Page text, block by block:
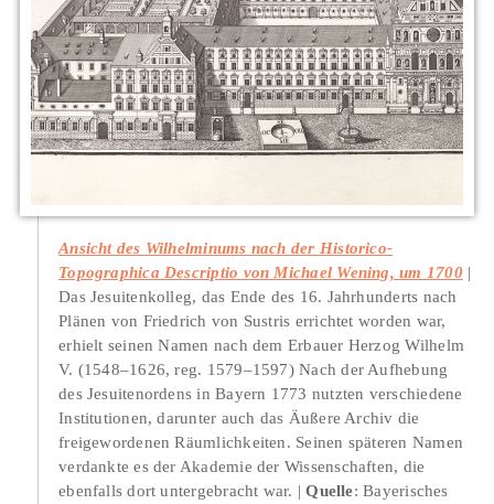
Ansicht des Wilhelminums nach der Historico-
Topographica Descriptio von Michael Wening, um 1700
Das Jesuitenkolleg, das Ende des 16. Jahrhunderts nach
Plänen von Friedrich von Sustris errichtet worden war,
erhielt seinen Namen nach dem Erbauer Herzog Wilhelm
V. (1548–1626, reg. 1579–1597) Nach der Aufhebung
des Jesuitenordens in Bayern 1773 nutzten verschiedene
Institutionen, darunter auch das Äußere Archiv die
freigewordenen Räumlichkeiten. Seinen späteren Namen
verdankte es der Akademie der Wissenschaften, die
ebenfalls dort untergebracht war.
Quelle: Bayerisches